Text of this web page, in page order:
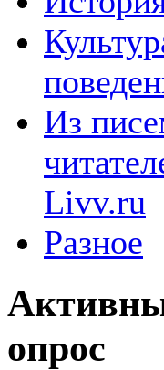
Из
Livv.ru
Разное
опрос